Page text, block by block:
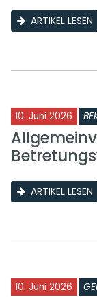
ARTIKEL LESEN
10. Juni 2026
ARTIKEL LESEN
10. Juni 2026